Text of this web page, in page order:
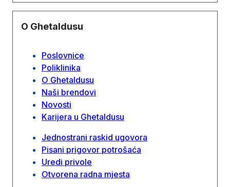
O Ghetaldusu
Poslovnice
Poliklinika
O Ghetaldusu
Naši brendovi
Novosti
Karijera u Ghetaldusu
Jednostrani raskid ugovora
Pisani prigovor potrošaća
Uredi privole
Otvorena radna mjesta